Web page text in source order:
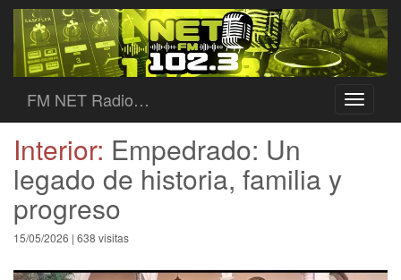
Toggle
FM NET Radio…
Interior: Empedrado: Un
legado de historia, familia y
progreso
15/05/2026 | 638 visitas